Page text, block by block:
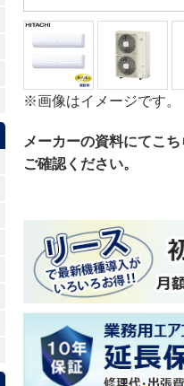
※画像はイメージです。
メーカーの資料にてこ
ご確認ください。